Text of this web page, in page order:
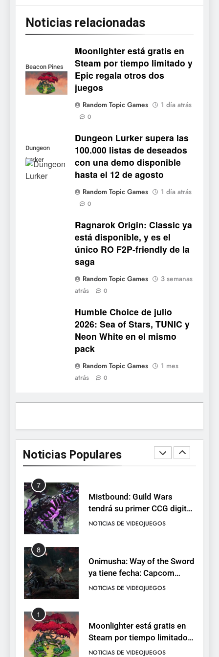
Noticias relacionadas
Beacon Pines
Moonlighter está gratis en
Steam por tiempo limitado y
Epic regala otros dos
juegos
Random Topic Games 1 día atrás
0
Dungeon
Lurker
Dungeon Lurker supera las
100.000 listas de deseados
con una demo disponible
hasta el 12 de agosto
Random Topic Games 1 día atrás
0
Ragnarok Origin: Classic ya
está disponible, y es el
único RO F2P-friendly de la
saga
Random Topic Games
3 semanas
atrás
0
Humble Choice de julio
2026: Sea of Stars, TUNIC y
Neon White en el mismo
pack
Random Topic Games
1 mes
atrás
0
Noticias Populares
para PC y móviles
NOTICIAS DE VIDEOJUEGOS
8
ya tiene fecha: Capcom
lanza demo gratuita y abre
reservas
NOTICIAS DE VIDEOJUEGOS
1
Moonlighter está gratis en
Steam por tiempo limitado y
Epic regala otros dos juegos
NOTICIAS DE VIDEOJUEGOS
2
Dungeon Lurker supera las
con una demo disponible
NOTICIAS DE VIDEOJUEGOS
Ragnarok Origin: Classic ya
está disponible, y es el único
RO F2P-friendly de la saga
NOTICIAS DE VIDEOJUEGOS
2026: Sea of Stars, TUNIC y
Neon White en el mismo
pack
NOTICIAS DE VIDEOJUEGOS
Collector’s Cove: una granja
flotante con alma de álbum
Palworld 1.0: fecha,
con el lanzamiento
completo
NOTICIAS DE VIDEOJUEGOS
7
Mistbound: Guild Wars
tendrá su primer CCG digital
para PC y móviles
NOTICIAS DE VIDEOJUEGOS
8
Onimusha: Way of the Sword
ya tiene fecha: Capcom
lanza demo gratuita y abre
NOTICIAS DE VIDEOJUEGOS
1
Moonlighter está gratis en
Steam por tiempo limitado y
Epic regala otros dos juegos
NOTICIAS DE VIDEOJUEGOS